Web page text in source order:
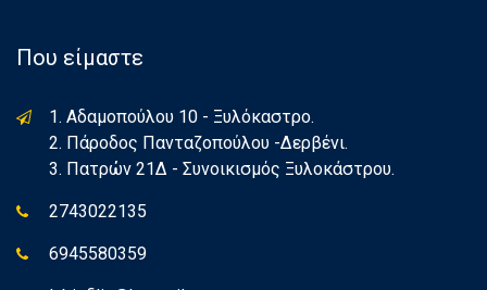
Που είμαστε
1. Αδαμοπούλου 10 - Ξυλόκαστρο.
2. Πάροδος Πανταζοπούλου -Δερβένι.
3. Πατρών 21Δ - Συνοικισμός Ξυλοκάστρου.
2743022135
6945580359